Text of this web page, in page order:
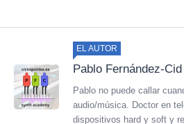
EL AUTOR
Pablo Fernández-Cid
Pablo no puede callar
audio/música. Doctor en
dispositivos hard y soft y